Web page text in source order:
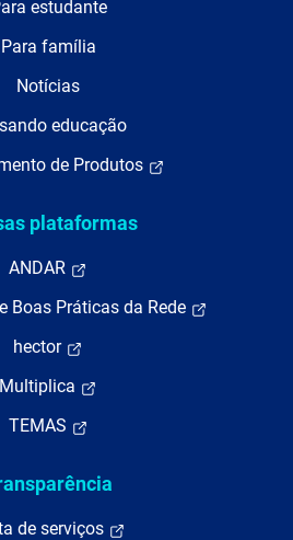
estudante
Para família
Notícias
educação
de Produtos
plataformas
ANDAR
Boas Práticas da Rede
hector
Multiplica
TEMAS
de serviços